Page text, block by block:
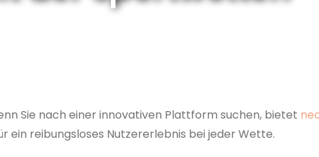
Sie nach einer innovativen Plattform suchen, bietet
ein reibungsloses Nutzererlebnis bei jeder Wette.